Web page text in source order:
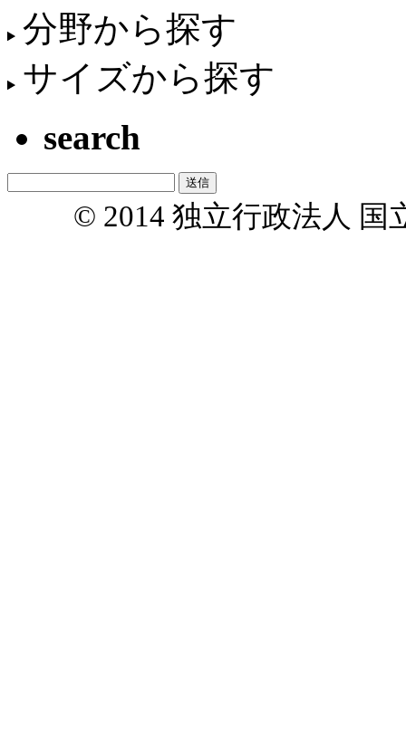
分野から探す
サイズから探す
search
© 2014 独立行政法人 国